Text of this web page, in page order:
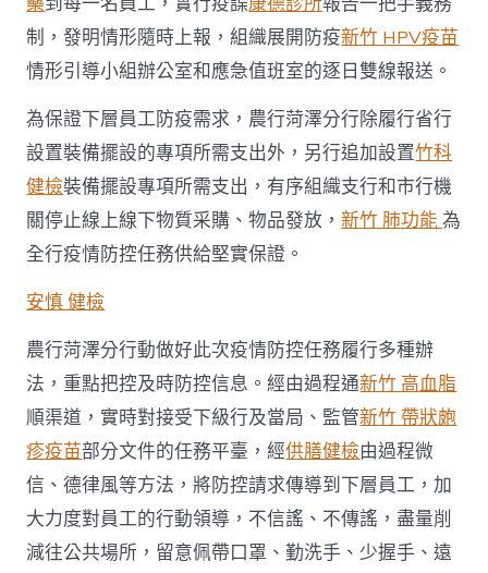
制，發明情形隨時上報，組織展開防疫新竹 HPV疫苗
情形引導小組辦公室和應急值班室的逐日雙線報送。
為保證下層員工防疫需求，農行菏澤分行除履行省行
設置裝備擺設的專項所需支出外，另行追加設置竹科
健檢裝備擺設專項所需支出，有序組織支行和市行機
關停止線上線下物質采購、物品發放，新竹 肺功能為
全行疫情防控任務供給堅實保證。
安慎 健檢
農行菏澤分行動做好此次疫情防控任務履行多種辦
法，重點把控及時防控信息。經由過程通新竹 高血脂
順渠道，實時對接受下級行及當局、監管新竹 帶狀皰
疹疫苗部分文件的任務平臺，經供膳健檢由過程微
信、德律風等方法，將防控請求傳導到下層員工，加
大力度對員工的行動領導，不信謠、不傳謠，盡量削
減往公共場所，留意佩帶口罩、勤洗手、少握手、遠